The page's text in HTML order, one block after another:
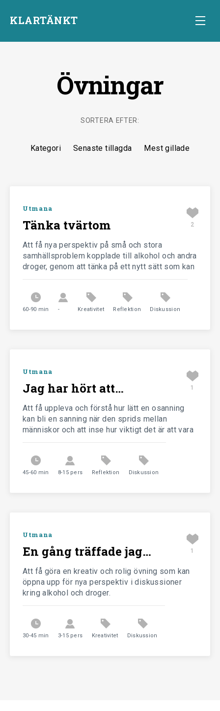
KLARTÄNKT
Start
Stärka
Utmana
Avsluta
Klartänkt är ett projekt från
Nykterhetsrörelsens Scoutförbund
Övningar
SORTERA EFTER:
Kategori Senaste tillagda Mest gillade
Utmana
2
Tänka tvärtom
Att få nya perspektiv på små och stora
samhällsproblem kopplade till alkohol och andra
droger, genom att tänka på ett nytt sätt som kan
ge kreativa idéer i frågor där man tidigare kört
60-90 min - Kreativitet Reflektion Diskussion
Utmana
1
Jag har hört att…
Att få uppleva och förstå hur lätt en osanning
kan bli en sanning när den sprids mellan
människor och att inse hur viktigt det är att vara
källkritisk.
45-60 min 8-15 pers Reflektion Diskussion
Utmana
1
En gång träffade jag…
Att få göra en kreativ och rolig övning som kan
öppna upp för nya perspektiv i diskussioner
kring alkohol och droger.
30-45 min 3-15 pers Kreativitet Diskussion